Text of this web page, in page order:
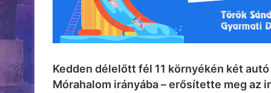
Kedden délelőtt fél 11 környékén két
Mórahalom irányába – erősítette meg az